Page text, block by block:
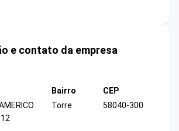
e contato da empresa
Bairro
Torre
CEP
58040-300